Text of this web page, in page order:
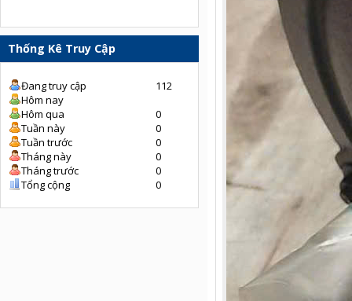
Thống Kê Truy Cập
Đang truy cập
112
Hôm nay
Hôm qua
0
Tuần này
0
Tuần trước
0
Tháng này
0
Tháng trước
0
Tổng cộng
0